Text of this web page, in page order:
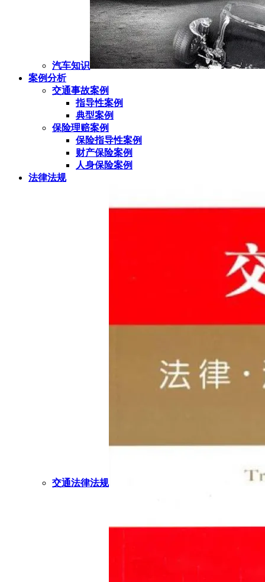
汽车知识
案例分析
交通事故案例
指导性案例
典型案例
保险理赔案例
保险指导性案例
财产保险案例
人身保险案例
法律法规
交通法律法规